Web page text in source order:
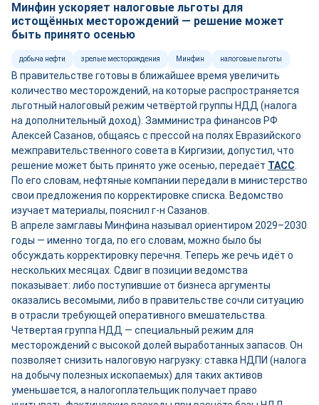
Минфин ускоряет налоговые льготы для
истощённых месторождений — решение может
быть принято осенью
добыча нефти зрелые месторождения Минфин налоговые льготы
В правительстве готовы в ближайшее время увеличить
количество месторождений, на которые распространяется
льготный налоговый режим четвёртой группы НДД (налога
на дополнительный доход). Замминистра финансов РФ
Алексей Сазанов, общаясь с прессой на полях Евразийского
межправительственного совета в Киргизии, допустил, что
решение может быть принято уже осенью, передаёт ТАСС
По его словам, нефтяные компании передали в министерство
свои предложения по корректировке списка. Ведомство
изучает материалы, пояснил г-н Сазанов.
В апреле замглавы Минфина называл ориентиром 2029–2030
годы — именно тогда, по его словам, можно было бы
обсуждать корректировку перечня. Теперь же речь идёт о
нескольких месяцах. Сдвиг в позиции ведомства
показывает: либо поступившие от бизнеса аргументы
оказались весомыми, либо в правительстве сочли ситуацию
в отрасли требующей оперативного вмешательства.
Четвертая группа НДД — специальный режим для
месторождений с высокой долей выработанных запасов. Он
позволяет снизить налоговую нагрузку: ставка НДПИ (налога
на добычу полезных ископаемых) для таких активов
уменьшается, а налогоплательщик получает право